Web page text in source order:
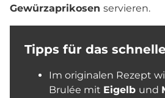
Gewürzaprikosen servieren.
Tipps für das
Im originalen Rezept
Brulée mit Eigelb und